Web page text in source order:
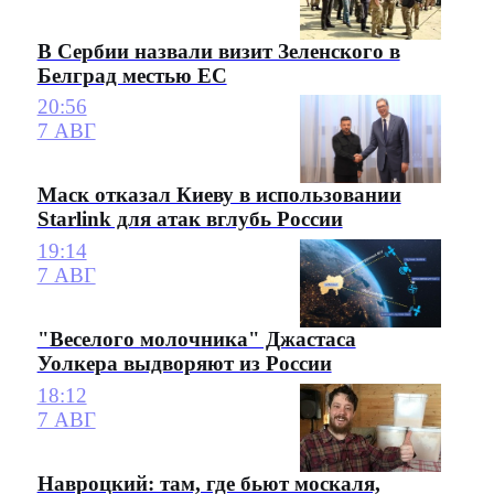
В Сербии назвали визит Зеленского в
Белград местью ЕС
20:56
7 АВГ
Маск отказал Киеву в использовании
Starlink для атак вглубь России
19:14
7 АВГ
"Веселого молочника" Джастаса
Уолкера выдворяют из России
18:12
7 АВГ
Навроцкий: там, где бьют москаля,